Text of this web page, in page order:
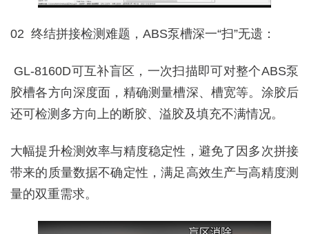
02 终结拼接检测难题，ABS泵槽深一“扫”无遗：
GL-8160D可互补盲区，一次扫描即可对整个ABS泵
胶槽各方向深度面，精确测量槽深、槽宽等。涂胶后
还可检测多方向上的断胶、溢胶及填充不满情况。
大幅提升检测效率与精度稳定性，避免了因多次拼接
带来的质量数据不确定性，满足高效生产与高精度测
量的双重需求。